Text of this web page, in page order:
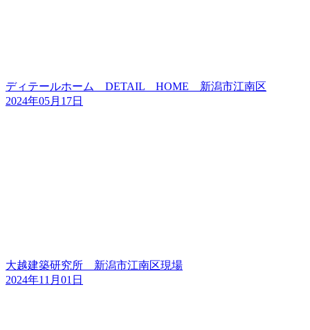
ディテールホーム DETAIL HOME 新潟市江南区
2024年05月17日
大越建築研究所 新潟市江南区現場
2024年11月01日